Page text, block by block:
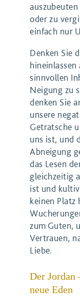
oder zu
einfach nur
Denken Sie
sinnvollen
Neigung zu
denken Sie
unsere
Getratsche
uns ist, und
Abneigung
das Lesen
gleichzeitig
ist und
keinen Platz
zum Guten,
Vertrauen,
Liebe.
Der Jordan
neue Eden